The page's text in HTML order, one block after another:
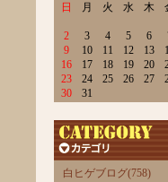
日
月 火 水 木
2
3 4 5 6
9
10 11 12 13
16
17 18 19 20
23
24 25 26 27
30
31
白ヒゲブログ(758)